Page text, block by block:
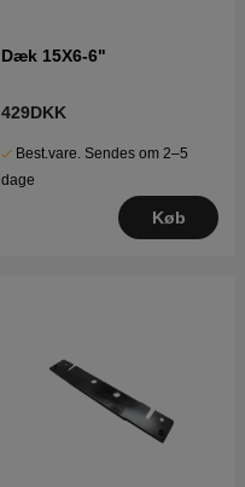
Dæk 15X6-6"
429DKK
Best.vare. Sendes om 2–5
dage
Køb